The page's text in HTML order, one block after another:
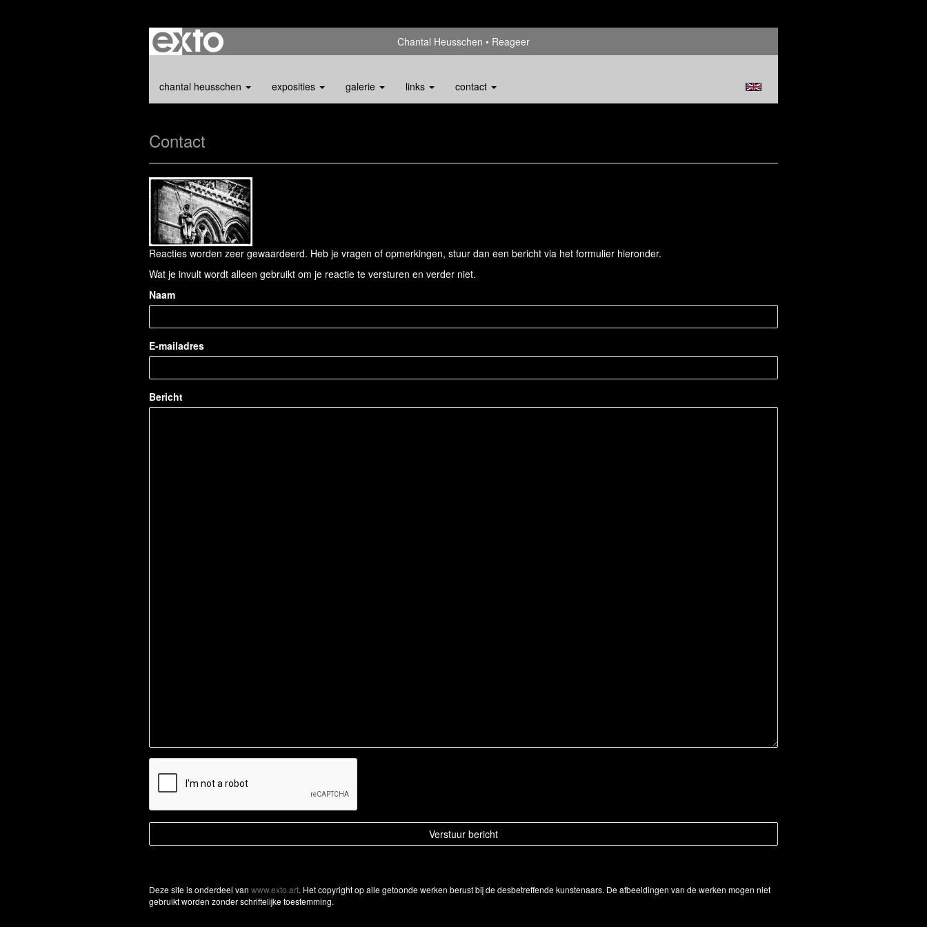
Chantal Heusschen Reageer
chantal heusschen exposities galerie links contact
Contact
Reacties worden zeer gewaardeerd. Heb je vragen of opmerkingen, stuur dan een bericht via het formulier hieronder.
Wat je invult wordt alleen gebruikt om je reactie te versturen en verder niet.
Naam
E-mailadres
Bericht
Deze site is onderdeel van www.exto.art. Het copyright op alle getoonde werken berust bij de desbetreffende kunstenaars. De afbeeldingen van de werken mogen niet
gebruikt worden zonder schriftelijke toestemming.